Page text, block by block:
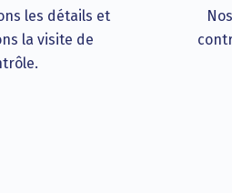
les détails et
la visite de